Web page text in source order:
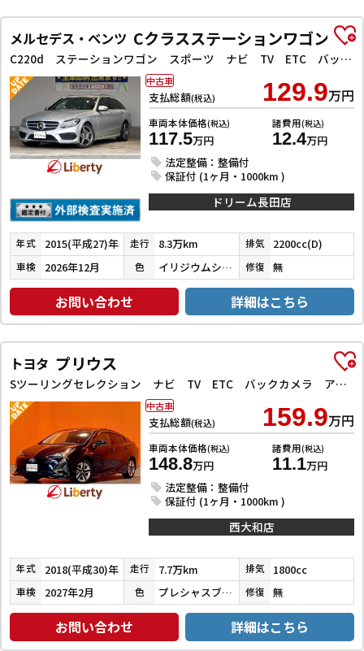
メルセデス・ベンツ Cクラスステーションワゴン
C220d ステーションワゴン スポーツ ナビ TV ETC バックカメラ クリアランスソナー オートクルーズコントロール 衝突被害軽減システム アルミホイール オートライト ヘッドライトウォッシャー パワーシート
支払総額(税込) 129.9万円
車両本体価格(税込)
117.5万円
諸費用(税込)
12.4万円
法定整備：整備付
保証付 (1ヶ月・1000km )
中古車
ドリーム長田店
年式 2015(平成27)年 走行 8.3万km 排気 2200cc(D)
車検 2026年12月 色 イリジウムシルバーメタリック 修復 無
お問い合わせ 詳細はこちら
トヨタ プリウス
Sツーリングセレクション ナビ TV ETC バックカメラ アルミホイール LEDヘッドランプ スマートキー 電動格納ミラー CVT 盗難防止システム 衝突安全ボディ ABS ESC CD DVD再生
支払総額(税込) 159.9万円
車両本体価格(税込)
148.8万円
諸費用(税込)
11.1万円
法定整備：整備付
保証付 (1ヶ月・1000km )
中古車
西大和店
年式 2018(平成30)年 走行 7.7万km 排気 1800cc
車検 2027年2月 色 プレシャスブラックパール 修復 無
お問い合わせ 詳細はこちら